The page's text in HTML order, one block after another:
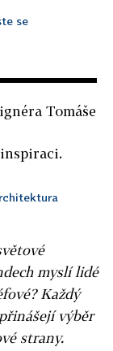
se
Tomáše
myslí lidé
Každý
výběr
strany.